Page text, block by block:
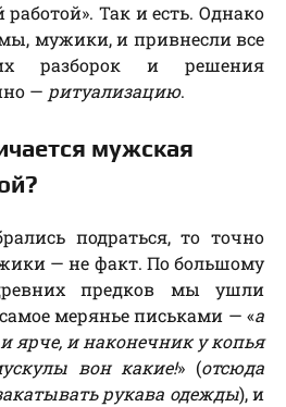
Так и есть. Однако
мужики, и привнесли все
разборок и решения
— ритуализацию.
мужская
подраться, то точно
— не факт. По большому
предков мы ушли
мерянье письками — «а
ярче, и наконечник у копья
вон какие!» (отсюда
рукава одежды), и